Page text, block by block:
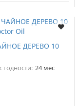
ДЕРЕВО 10
годности: 24 мес